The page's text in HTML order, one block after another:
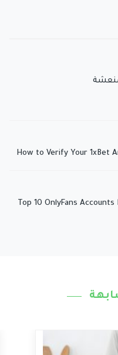
How to Verify Your 1xBet
Top 10 OnlyFans